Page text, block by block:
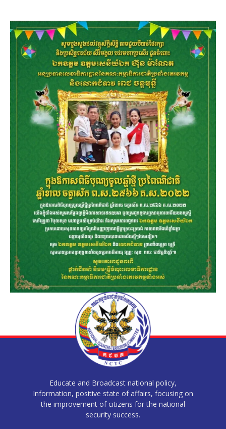
Educate and Broadcast national policy,
Information, positive state of affairs, focusing on
the improvement of citizens for the national
security success.